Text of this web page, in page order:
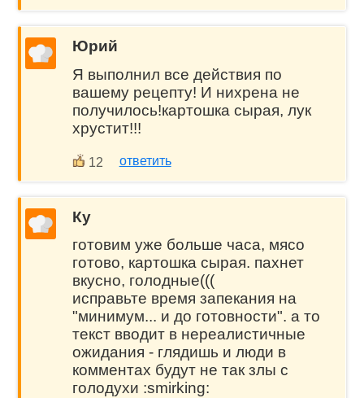
Юрий
Я выполнил все действия по
вашему рецепту! И нихрена не
получилось!картошка сырая, лук
хрустит!!!
12 ответить
Ку
готовим уже больше часа, мясо
готово, картошка сырая. пахнет
вкусно, голодные(((
исправьте время запекания на
"минимум... и до готовности". а то
текст вводит в нереалистичные
ожидания - глядишь и люди в
комментах будут не так злы с
голодухи :smirking: